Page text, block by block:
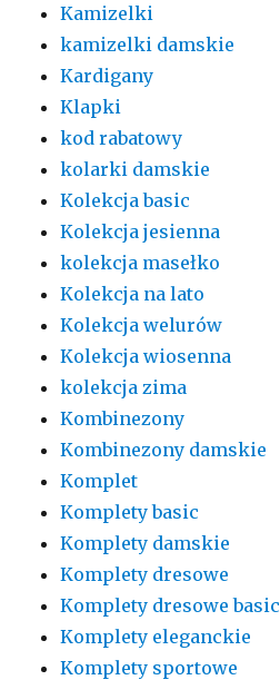
Kamizelki
kamizelki damskie
Kardigany
Klapki
kod rabatowy
kolarki damskie
Kolekcja basic
Kolekcja jesienna
kolekcja masełko
Kolekcja na lato
Kolekcja welurów
Kolekcja wiosenna
kolekcja zima
Kombinezony
Kombinezony damskie
Komplet
Komplety basic
Komplety damskie
Komplety dresowe
Komplety dresowe basic
Komplety eleganckie
Komplety sportowe